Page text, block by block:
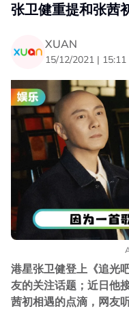
张卫健重提和张茜
XUAN
15/12/2021 | 15:11
港星张卫健登上《追光
友的关注话题；近日他
茜初相遇的点滴，网友